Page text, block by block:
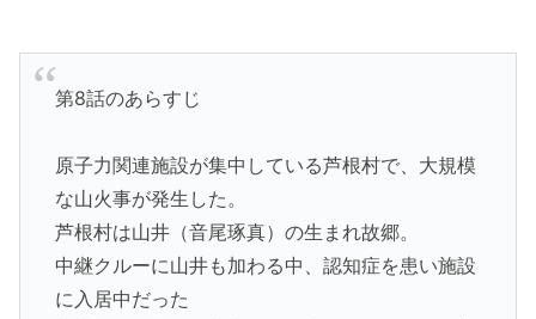
第8話のあらすじ
原子力関連施設が集中している芦根村で、大規模
な山火事が発生した。
芦根村は山井（音尾琢真）の生まれ故郷。
中継クルーに山井も加わる中、認知症を患い施設
に入居中だった